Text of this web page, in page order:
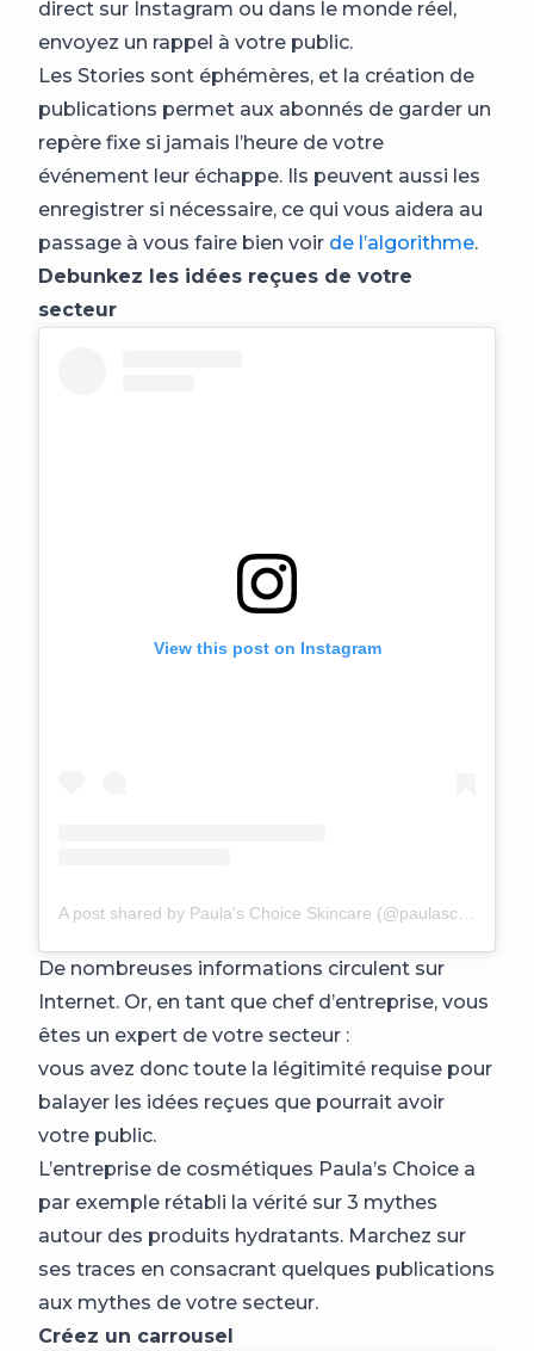
direct sur Instagram ou dans le monde réel,
envoyez un rappel à votre public.
Les Stories sont éphémères, et la création de
publications permet aux abonnés de garder un
repère fixe si jamais l’heure de votre
événement leur échappe. Ils peuvent aussi les
enregistrer si nécessaire, ce qui vous aidera au
passage à vous faire bien voir de l’algorithme.
Debunkez les idées reçues de votre
secteur
View this post on Instagram
De nombreuses informations circulent sur
Internet. Or, en tant que chef d’entreprise, vous
êtes un expert de votre secteur :
vous avez donc toute la légitimité requise pour
balayer les idées reçues que pourrait avoir
votre public.
L’entreprise de cosmétiques Paula’s Choice a
par exemple rétabli la vérité sur 3 mythes
autour des produits hydratants. Marchez sur
ses traces en consacrant quelques publications
aux mythes de votre secteur.
Créez un carrousel